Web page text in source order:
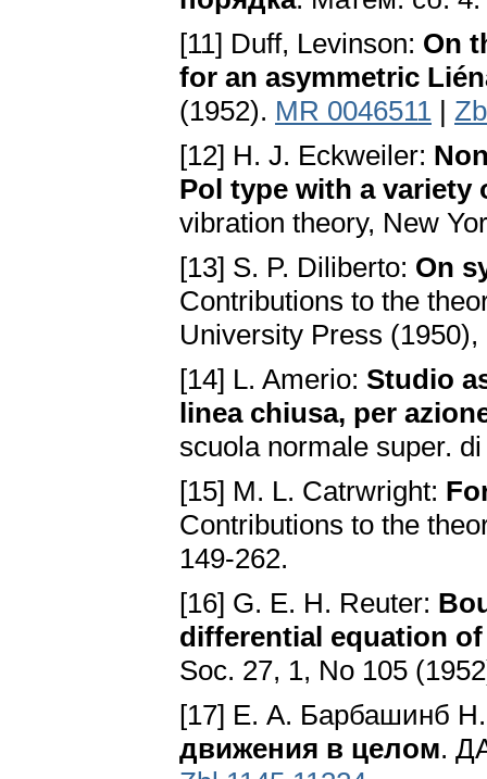
[11] Duff, Levinson: On
for an asymmetric
(1952). MR 0046511 |
[12] H. J. Eckweiler:
Pol type with a
vibration theory, New
[13] S. P. Diliberto: On
Contributions to the
University Press
[14] L. Amerio: Studio
linea chiusa, per
scuola normale super.
[15] М. L. Catrwright:
Contributions to the
149-262.
[16] G. E. H. Reuter:
differential equation
Soc. 27, 1, No 105
[17] Е. А. Барбашинб
движения в целом.